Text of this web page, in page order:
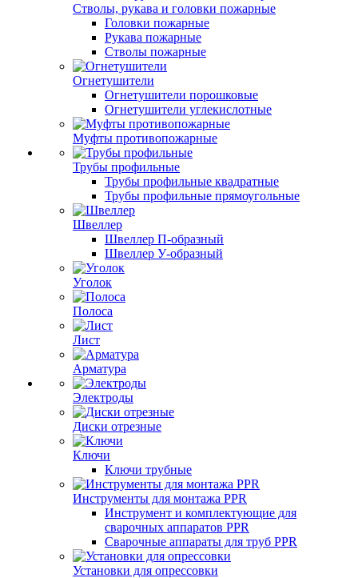
Стволы, рукава и головки пожарные
Головки пожарные
Рукава пожарные
Стволы пожарные
Огнетушители
Огнетушители порошковые
Огнетушители углекислотные
Муфты противопожарные
Трубы профильные
Трубы профильные квадратные
Трубы профильные прямоугольные
Швеллер
Швеллер П-образный
Швеллер У-образный
Уголок
Полоса
Лист
Арматура
Электроды
Диски отрезные
Ключи
Ключи трубные
Инструменты для монтажа PPR
Инструмент и комплектующие для
сварочных аппаратов PPR
Сварочные аппараты для труб PPR
Установки для опрессовки